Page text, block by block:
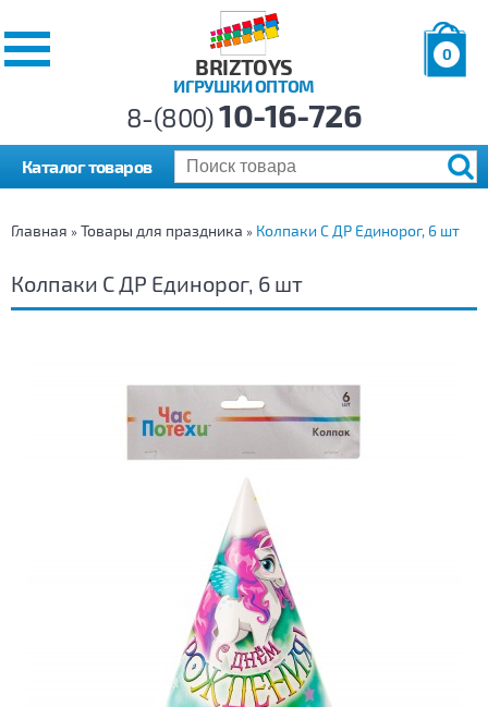
BRIZTOYS
ИГРУШКИ ОПТОМ
0
р.
8-(800)10-16-726
Каталог товаров
Главная » Товары для праздника » Колпаки С ДР Единорог, 6 шт
Колпаки С ДР Единорог, 6 шт